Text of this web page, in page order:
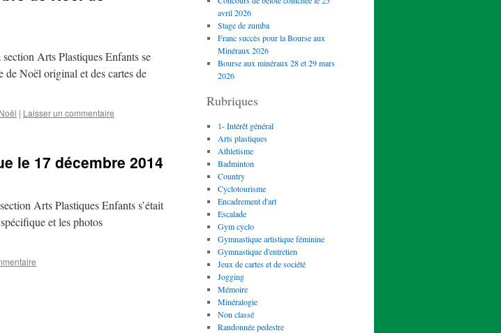
Arts Plastiques Enfants se
Noël original et des cartes de
Noël | Laisser un commentaire
le 17 décembre 2014
Arts Plastiques Enfants s’était
et les photos
avril 2026
Stage de zumba
Franc succès pour la Bourse aux
Minéraux 2026
Bourse aux minéraux 28 et 29 mars
2026
Rubriques
1- Intérêt général
Arts plastiques
Athletisme
Badminton
Country
Cyclotourisme
Encadrement d'art
Escalade
Gym cyclo
Gymnastique artistique féminine
Gymnastique d'entretien
Jeux de cartes et de société
Jogging
Mémoire
Minéralogie
Non classé
Randonnée pedestre